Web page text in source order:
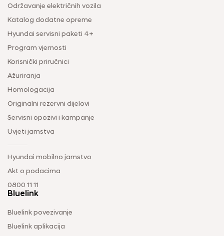
Održavanje električnih vozila
Katalog dodatne opreme
Hyundai servisni paketi 4+
Program vjernosti
Korisnički priručnici
Ažuriranja
Homologacija
Originalni rezervni dijelovi
Servisni opozivi i kampanje
Uvjeti jamstva
Hyundai mobilno jamstvo
Akt o podacima
0800 11 11
Bluelink
Bluelink povezivanje
Bluelink aplikacija